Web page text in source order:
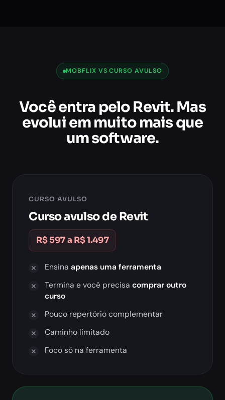
MOBFLIX VS CURSO AVULSO
Você entra pelo Revit. Mas
evolui em muito mais que
um software.
CURSO AVULSO
Curso avulso de Revit
R$ 597 a R$ 1.497
Ensina apenas uma ferramenta
Termina e você precisa comprar outro
curso
Pouco repertório complementar
Caminho limitado
Foco só na ferramenta